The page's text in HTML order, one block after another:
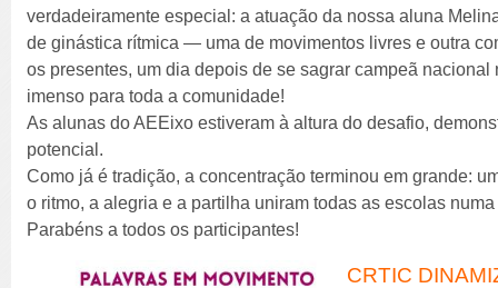
verdadeiramente especial: a atuação da nossa aluna
de ginástica rítmica — uma de movimentos livres e outra
os presentes, um dia depois de se sagrar campeã
imenso para toda a comunidade!
As alunas do AEEixo estiveram à altura do desafio,
potencial.
Como já é tradição, a concentração terminou em grande:
o ritmo, a alegria e a partilha uniram todas as escolas
Parabéns a todos os participantes!
CRTIC